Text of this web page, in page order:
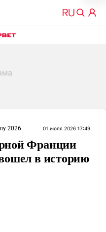
2026 01 июля 2026 17:49
Франции
в историю